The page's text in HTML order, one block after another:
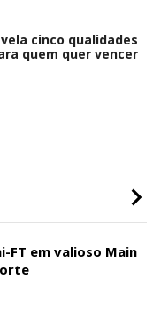
cinco qualidades
quem quer vencer
FT em valioso Main